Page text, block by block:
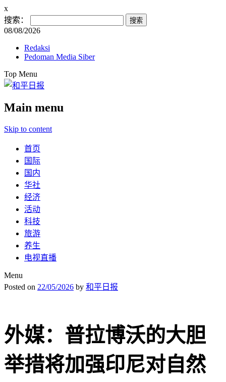
x
搜索：
08/08/2026
Redaksi
Pedoman Media Siber
Top Menu
Main menu
Skip to content
首页
国际
国内
华社
经济
活动
科技
旅游
养生
电视直播
Menu
Posted on 22/05/2026 by 和平日报
外媒：普拉博沃的大胆
举措将加强印尼对自然